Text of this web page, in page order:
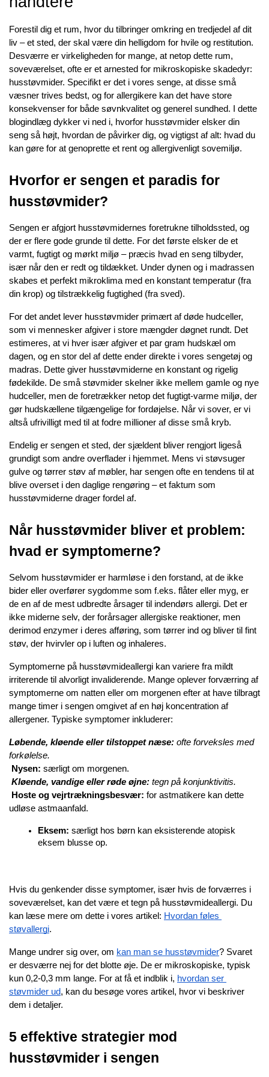
Forestil dig et rum, hvor du tilbringer omkring en tredjedel af dit
liv – et sted, der skal være din helligdom for hvile og restitution.
Desværre er virkeligheden for mange, at netop dette rum,
soveværelset, ofte er et arnested for mikroskopiske skadedyr:
husstøvmider. Specifikt er det i vores senge, at disse små
væsner trives bedst, og for allergikere kan det have store
konsekvenser for både søvnkvalitet og generel sundhed. I dette
blogindlæg dykker vi ned i, hvorfor husstøvmider elsker din
seng så højt, hvordan de påvirker dig, og vigtigst af alt: hvad du
kan gøre for at genoprette et rent og allergivenligt sovemiljø.
Hvorfor er sengen et paradis for
husstøvmider?
Sengen er afgjort husstøvmidernes foretrukne tilholdssted, og
der er flere gode grunde til dette. For det første elsker de et
varmt, fugtigt og mørkt miljø – præcis hvad en seng tilbyder,
især når den er redt og tildækket. Under dynen og i madrassen
skabes et perfekt mikroklima med en konstant temperatur (fra
din krop) og tilstrækkelig fugtighed (fra sved).
For det andet lever husstøvmider primært af døde hudceller,
som vi mennesker afgiver i store mængder døgnet rundt. Det
estimeres, at vi hver især afgiver et par gram hudskæl om
dagen, og en stor del af dette ender direkte i vores sengetøj og
madras. Dette giver husstøvmiderne en konstant og rigelig
fødekilde. De små støvmider skelner ikke mellem gamle og nye
hudceller, men de foretrækker netop det fugtigt-varme miljø, der
gør hudskællene tilgængelige for fordøjelse. Når vi sover, er vi
altså ufrivilligt med til at fodre millioner af disse små kryb.
Endelig er sengen et sted, der sjældent bliver rengjort ligeså
grundigt som andre overflader i hjemmet. Mens vi støvsuger
gulve og tørrer støv af møbler, har sengen ofte en tendens til at
blive overset i den daglige rengøring – et faktum som
husstøvmiderne drager fordel af.
Når husstøvmider bliver et problem:
hvad er symptomerne?
Selvom husstøvmider er harmløse i den forstand, at de ikke
bider eller overfører sygdomme som f.eks. flåter eller myg, er
de en af de mest udbredte årsager til indendørs allergi. Det er
ikke miderne selv, der forårsager allergiske reaktioner, men
derimod enzymer i deres afføring, som tørrer ind og bliver til fint
støv, der hvirvler op i luften og inhaleres.
Symptomerne på husstøvmideallergi kan variere fra mildt
irriterende til alvorligt invaliderende. Mange oplever forværring af
symptomerne om natten eller om morgenen efter at have tilbragt
mange timer i sengen omgivet af en høj koncentration af
allergener. Typiske symptomer inkluderer:
Løbende, kløende eller tilstoppet næse: ofte forveksles med
forkølelse.
Nysen: særligt om morgenen.
Kløende, vandige eller røde øjne: tegn på konjunktivitis.
Hoste og vejrtrækningsbesvær: for astmatikere kan dette
udløse astmaanfald.
Eksem: særligt hos børn kan eksisterende atopisk
eksem blusse op.
Hvis du genkender disse symptomer, især hvis de forværres i
soveværelset, kan det være et tegn på husstøvmideallergi. Du
kan læse mere om dette i vores artikel: Hvordan føles
støvallergi.
Mange undrer sig over, om kan man se husstøvmider? Svaret
er desværre nej for det blotte øje. De er mikroskopiske, typisk
kun 0,2-0,3 mm lange. For at få et indblik i, hvordan ser
støvmider ud, kan du besøge vores artikel, hvor vi beskriver
dem i detaljer.
5 effektive strategier mod
husstøvmider i sengen